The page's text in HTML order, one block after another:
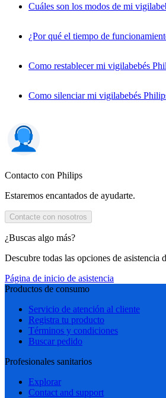
Cuáles son los modos de mi
¿Por qué el tiempo de
Como restablecer mi vigilabebés
Como silenciar mi vigilabebés
Contacto con Philips
Estaremos encantados de ayudarte.
Contacte con nosotros
¿Buscas algo más?
Descubre todas las opciones de asistencia
Página de inicio de asistencia
Productos de consumo
Servicio de atención al cliente
Registra tu producto
Términos y condiciones
Buscar pedido
Profesionales sanitarios
Explorar
Contact and support